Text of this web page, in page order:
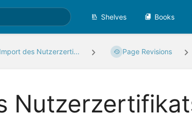
Shelves Books
Import des Nutzerzerti... Page Revisions